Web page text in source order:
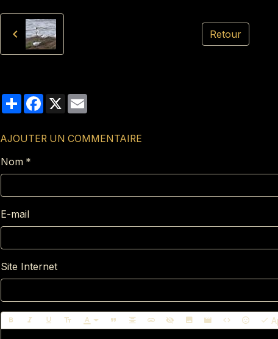
Retour
PartagerFacebook
X Email
AJOUTER UN COMMENTAIRE
Nom
E-mail
Site Internet